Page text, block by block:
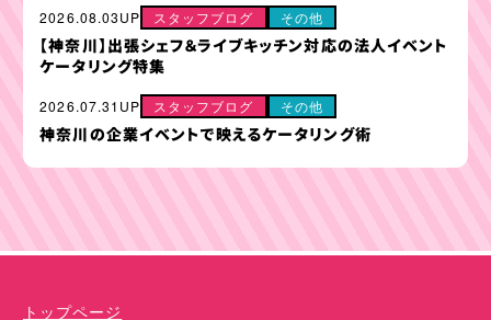
2026.08.03UP スタッフブログ その他
【神奈川】出張シェフ＆ライブキッチン対応の法人イベント
ケータリング特集
2026.07.31UP スタッフブログ その他
神奈川の企業イベントで映えるケータリング術
ケータリングプラン
ドリンクメニュー
単品オプション
トップページ